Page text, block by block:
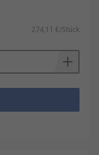
274,11 €/Stück